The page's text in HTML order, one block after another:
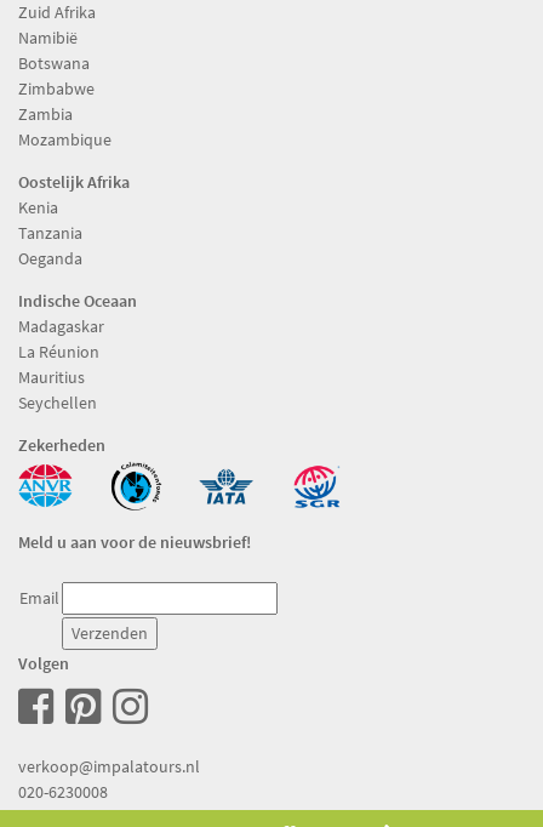
Zuid Afrika
Namibië
Botswana
Zimbabwe
Zambia
Mozambique
Oostelijk Afrika
Kenia
Tanzania
Oeganda
Indische Oceaan
Madagaskar
La Réunion
Mauritius
Seychellen
Zekerheden
Meld u aan voor de nieuwsbrief!
Email
Volgen
verkoop@impalatours.nl
020-6230008